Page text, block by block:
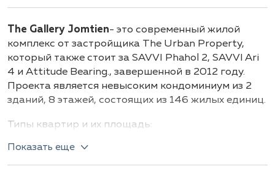
Год постройки Этажей
2
Здания
146
Всего объектов
The Gallery Jomtien- это современный жилой
комплекс от застройщика The Urban Property,
который также стоит за SAVVI Phahol 2, SAVVI Ari
4 и Attitude Bearing., завершенной в 2012 году.
Проекта является невысоким кондоминиум из 2
зданий, 8 этажей, состоящих из 146 жилых единиц.
Типы квартир и их площадь:
Студия: от 25 до 33 м²
1‑спальня: от 32 до 57 м²
Показать еще